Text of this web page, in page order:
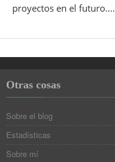
proyectos en el futuro.…
Otras cosas
Sobre el blog
Estadísticas
Sobre mí